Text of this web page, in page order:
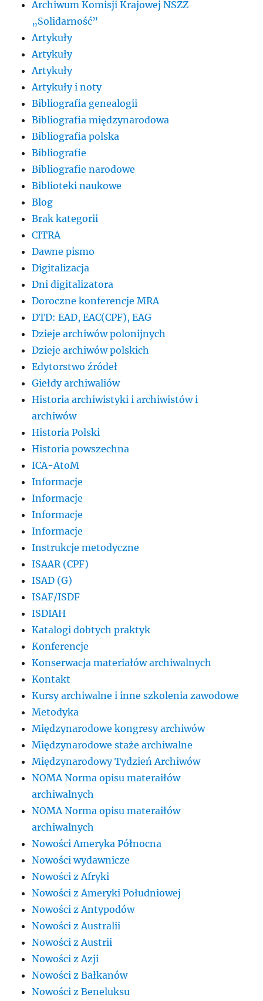
Archiwum Komisji Krajowej NSZZ
„Solidarność”
Artykuły
Artykuły
Artykuły
Artykuły i noty
Bibliografia genealogii
Bibliografia międzynarodowa
Bibliografia polska
Bibliografie
Bibliografie narodowe
Biblioteki naukowe
Blog
Brak kategorii
CITRA
Dawne pismo
Digitalizacja
Dni digitalizatora
Doroczne konferencje MRA
DTD: EAD, EAC(CPF), EAG
Dzieje archiwów polonijnych
Dzieje archiwów polskich
Edytorstwo źródeł
Giełdy archiwaliów
Historia archiwistyki i archiwistów i
archiwów
Historia Polski
Historia powszechna
ICA-AtoM
Informacje
Informacje
Informacje
Informacje
Instrukcje metodyczne
ISAAR (CPF)
ISAD (G)
ISAF/ISDF
ISDIAH
Katalogi dobtych praktyk
Konferencje
Konserwacja materiałów archiwalnych
Kontakt
Kursy archiwalne i inne szkolenia zawodowe
Metodyka
Międzynarodowe kongresy archiwów
Międzynarodowe staże archiwalne
Międzynarodowy Tydzień Archiwów
NOMA Norma opisu materaiłów
archiwalnych
NOMA Norma opisu materaiłów
archiwalnych
Nowości Ameryka Północna
Nowości wydawnicze
Nowości z Afryki
Nowości z Ameryki Południowej
Nowości z Antypodów
Nowości z Australii
Nowości z Austrii
Nowości z Azji
Nowości z Bałkanów
Nowości z Beneluksu